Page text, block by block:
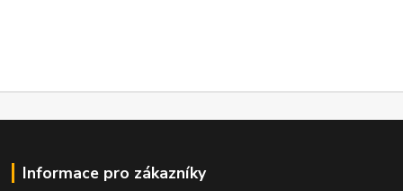
Informace pro zákazníky